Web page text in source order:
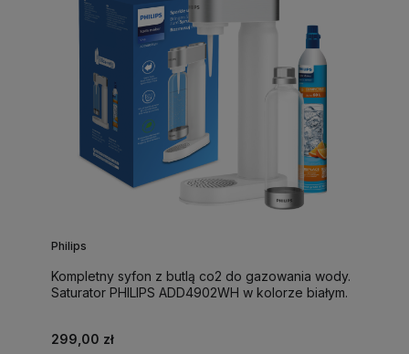
Philips
Kompletny syfon z butlą co2 do gazowania wody.
Saturator PHILIPS ADD4902WH w kolorze białym.
299,00 zł